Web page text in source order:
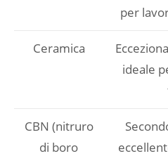
per
Ceramica
ideale
CBN (nitruro
di boro